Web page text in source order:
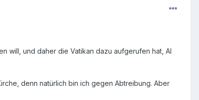
will, und daher die Vatikan dazu aufgerufen hat, AI
denn natürlich bin ich gegen Abtreibung. Aber